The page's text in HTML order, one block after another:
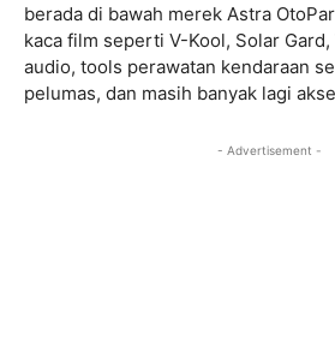
berada di bawah merek Astra
kaca film seperti V-Kool, Solar
audio, tools perawatan kendaraan
pelumas, dan masih banyak lagi
- Advertisement -